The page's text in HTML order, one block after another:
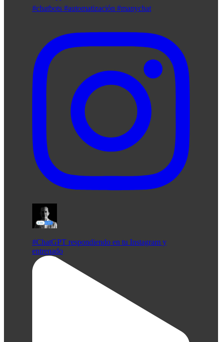
#chatbots #automatización #manychat
#ChatGPT respondiendo en tu Instagram y
entrenado